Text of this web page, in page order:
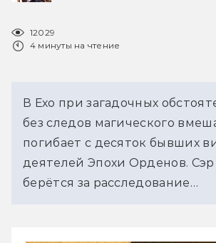
12029
4 минуты на чтение
В Ехо при загадочных
без следов магического
погибает с десяток бывших
деятелей Эпохи Орденов.
берётся за расследование…